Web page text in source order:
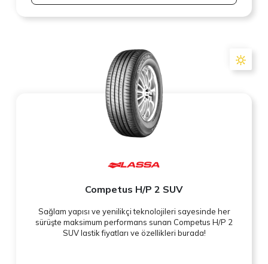
Competus H/P 2 SUV
Sağlam yapısı ve yenilikçi teknolojileri sayesinde her
sürüşte maksimum performans sunan Competus H/P 2
SUV lastik fiyatları ve özellikleri burada!